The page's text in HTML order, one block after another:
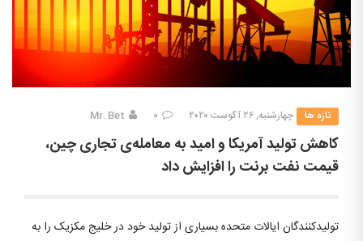
تازه ها چهارشنبه, ۲۶ آگوست ۲۰۲۰ ۰ Mr. Bet
کاهش تولید آمریکا و امید به معامله‌ی تجاری چین،
قیمت نفت برنت را افزایش داد
تولیدکنندگان ایالات متحده بسیاری از تولید خود در خلیج مکزیک را به